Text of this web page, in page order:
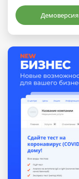
Демоверсия